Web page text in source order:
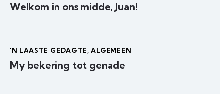
Welkom in ons midde, Juan!
'N LAASTE GEDAGTE,ALGEMEEN
My bekering tot genade